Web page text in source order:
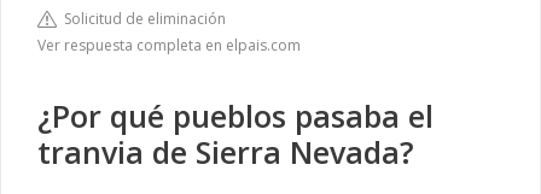
Solicitud de eliminación
Ver respuesta completa en elpais.com
¿Por qué pueblos pasaba el
tranvia de Sierra Nevada?